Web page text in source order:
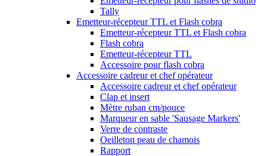
Tally
Emetteur-récepteur TTL et Flash cobra
Emetteur-récepteur TTL et Flash cobra
Flash cobra
Emetteur-récepteur TTL
Accessoire pour flash cobra
Accessoire cadreur et chef opérateur
Accessoire cadreur et chef opérateur
Clap et insert
Mètre ruban cm/pouce
Marqueur en sable 'Sausage Markers'
Verre de contraste
Oeilleton peau de chamois
Rapport